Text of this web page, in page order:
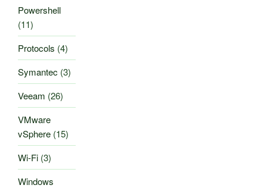
Powershell
(11)
Protocols (4)
Symantec (3)
Veeam (26)
VMware
vSphere (15)
Wi-Fi (3)
Windows